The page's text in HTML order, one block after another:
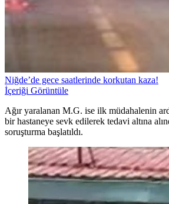
Niğde’de gece saatlerinde korkutan kaza!
İçeriği Görüntüle
Ağır yaralanan M.G. ise ilk müdahalenin
bir hastaneye sevk edilerek tedavi altına
soruşturma başlatıldı.